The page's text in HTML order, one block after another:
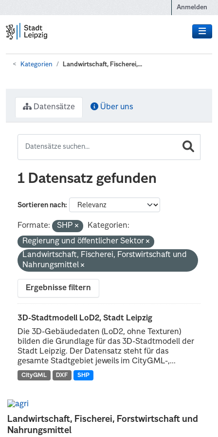
Anmelden
Kategorien Landwirtschaft, Fischerei,...
Landwirtschaft, Fischerei, Forstwirtschaft und
Nahrungsmittel
Datensätze Über uns
1 Datensatz gefunden
Sortieren nach
Formate: SHP
Kategorien:
Regierung und öffentlicher Sektor
Landwirtschaft, Fischerei, Forstwirtschaft und
Nahrungsmittel
Ergebnisse filtern
3D-Stadtmodell LoD2, Stadt Leipzig
Die 3D-Gebäudedaten (LoD2, ohne Texturen)
bilden die Grundlage für das 3D-Stadtmodell der
Stadt Leipzig. Der Datensatz steht für das
gesamte Stadtgebiet jeweils im CityGML-,...
CityGML DXF SHP